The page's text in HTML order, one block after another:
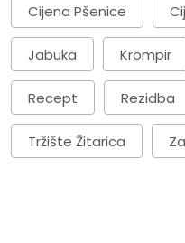
Cijena Pšenice
Jabuka Krompir
Recept Rezidba
Tržište Žitarica